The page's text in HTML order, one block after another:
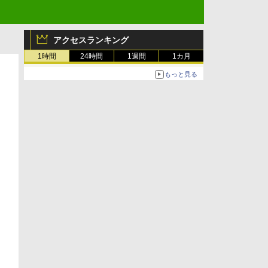
アクセスランキング
1時間 24時間 1週間 1カ月
もっと見る